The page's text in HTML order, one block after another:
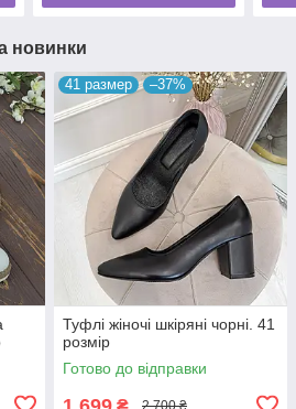
новинки
41 размер –37%
Туфлі жіночі шкіряні чорні. 41
розмір
Готово до відправки
2 700 ₴